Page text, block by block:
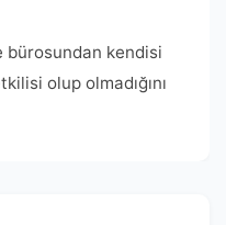
bürosundan kendisi
olup olmadığını